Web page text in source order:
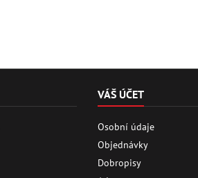
VÁŠ ÚČET
Osobní údaje
Objednávky
Dobropisy